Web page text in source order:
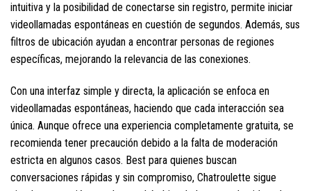
intuitiva y la posibilidad de conectarse sin registro, permite iniciar
videollamadas espontáneas en cuestión de segundos. Además, sus
filtros de ubicación ayudan a encontrar personas de regiones
específicas, mejorando la relevancia de las conexiones.
Con una interfaz simple y directa, la aplicación se enfoca en
videollamadas espontáneas, haciendo que cada interacción sea
única. Aunque ofrece una experiencia completamente gratuita, se
recomienda tener precaución debido a la falta de moderación
estricta en algunos casos. Best para quienes buscan
conversaciones rápidas y sin compromiso, Chatroulette sigue